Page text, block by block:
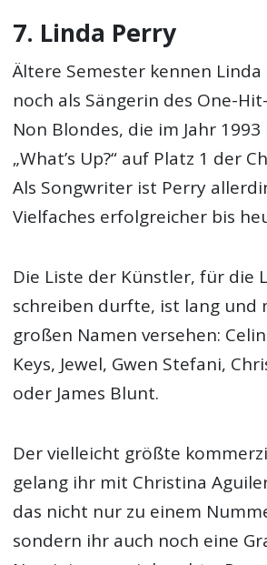
7. Linda Perry
Ältere Semester kennen
noch als Sängerin des One-
Non Blondes, die im Jahr
„What’s Up?“ auf Platz 1 der
Als Songwriter ist Perry
Vielfaches erfolgreicher bis
Die Liste der Künstler, für die
schreiben durfte, ist lang und
großen Namen versehen:
Keys, Jewel, Gwen Stefani,
oder James Blunt.
Der vielleicht größte
gelang ihr mit Christina
das nicht nur zu einem
sondern ihr auch noch eine